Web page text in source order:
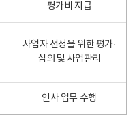
평가비 지급
사업자 선정을 위한 평가·
심의 및 사업관리
인사 업무 수행